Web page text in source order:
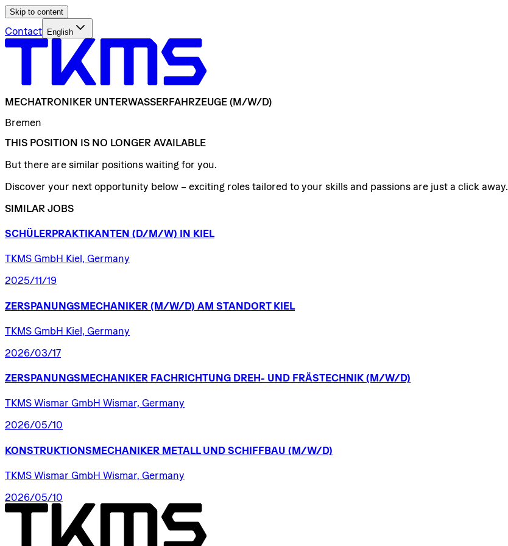
Skip to content
Contact English
MECHATRONIKER UNTERWASSERFAHRZEUGE (M/W/D)
Bremen
THIS POSITION IS NO LONGER AVAILABLE
But there are similar positions waiting for you.
Discover your next opportunity below – exciting roles tailored to your skills and passions are just a click away.
SIMILAR JOBS
SCHÜLERPRAKTIKANTEN (D/​M/​W) IN KIEL
TKMS GmbH Kiel, Germany
2025/11/19
ZERSPANUNGSMECHANIKER (M/W/D) AM STANDORT KIEL
TKMS GmbH Kiel, Germany
2026/03/17
ZERSPANUNGSMECHANIKER FACHRICHTUNG DREH- UND FRÄSTECHNIK (M/W/D)
TKMS Wismar GmbH Wismar, Germany
2026/05/10
KONSTRUKTIONSMECHANIKER METALL UND SCHIFFBAU (M/W/D)
TKMS Wismar GmbH Wismar, Germany
2026/05/10